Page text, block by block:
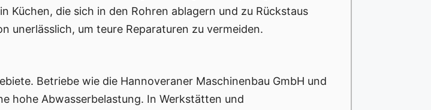
Küchen, die sich in den Rohren ablagern und zu Rückstaus
unerlässlich, um teure Reparaturen zu vermeiden.
Betriebe wie die Hannoveraner Maschinenbau GmbH und
hohe Abwasserbelastung. In Werkstätten und